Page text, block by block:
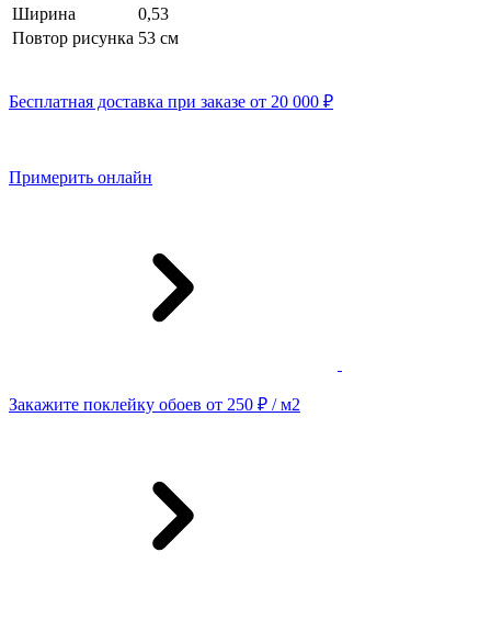
Ширина
0,53
Повтор рисунка 53 cм
Бесплатная доставка при заказе от 20 000 ₽
Примерить онлайн
Закажите поклейку обоев от 250 ₽ / м2